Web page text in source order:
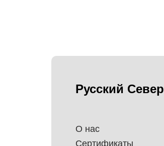
Русский Север
О нас
Сертификаты